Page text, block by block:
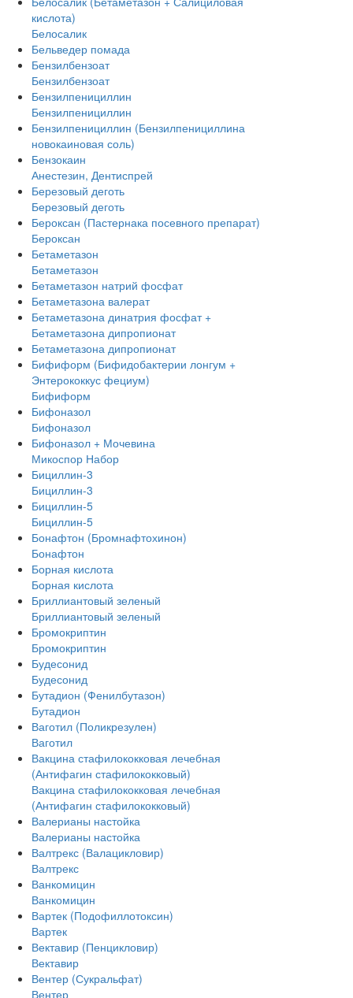
кислота)
Белосалик
Бельведер помада
Бензилбензоат
Бензилбензоат
Бензилпенициллин
Бензилпенициллин
Бензилпенициллин (Бензилпенициллина
новокаиновая соль)
Бензокаин
Анестезин, Дентиспрей
Березовый деготь
Березовый деготь
Бероксан (Пастернака посевного препарат)
Бероксан
Бетаметазон
Бетаметазон
Бетаметазон натрий фосфат
Бетаметазона валерат
Бетаметазона динатрия фосфат +
Бетаметазона дипропионат
Бетаметазона дипропионат
Бифиформ (Бифидобактерии лонгум +
Энтерококкус фециум)
Бифиформ
Бифоназол
Бифоназол
Бифоназол + Мочевина
Микоспор Набор
Бициллин-3
Бициллин-3
Бициллин-5
Бициллин-5
Бонафтон (Бромнафтохинон)
Бонафтон
Борная кислота
Борная кислота
Бриллиантовый зеленый
Бриллиантовый зеленый
Бромокриптин
Бромокриптин
Будесонид
Будесонид
Бутадион (Фенилбутазон)
Бутадион
Ваготил (Поликрезулен)
Ваготил
Вакцина стафилококковая лечебная
(Антифагин стафилококковый)
Вакцина стафилококковая лечебная
(Антифагин стафилококковый)
Валерианы настойка
Валерианы настойка
Валтрекс (Валацикловир)
Валтрекс
Ванкомицин
Ванкомицин
Вартек (Подофиллотоксин)
Вартек
Вектавир (Пенцикловир)
Вектавир
Вентер (Сукральфат)
Вентер